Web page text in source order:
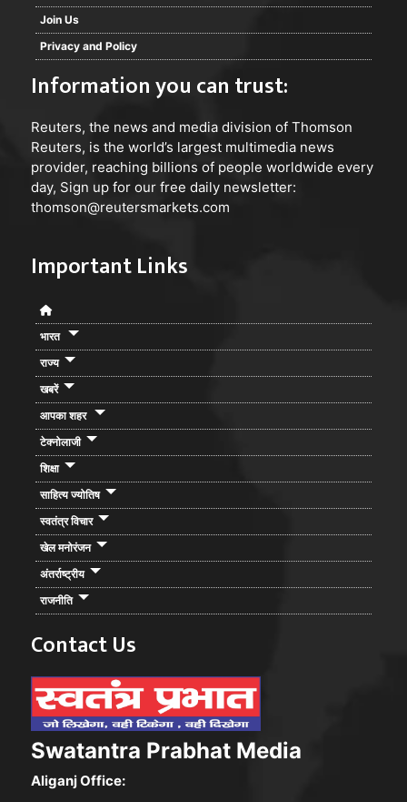
Join Us
Privacy and Policy
Information you can trust:
Reuters, the news and media division of Thomson
Reuters, is the world’s largest multimedia news
provider, reaching billions of people worldwide every
day, Sign up for our free daily newsletter:
thomson@reutersmarkets.com
Important Links
भारत
राज्य
खबरें
आपका शहर
टेक्नोलाजी
शिक्षा
साहित्य ज्योतिष
स्वतंत्र विचार
खेल मनोरंजन
अंतर्राष्ट्रीय
राजनीति
Contact Us
Swatantra Prabhat Media
Aliganj Office: